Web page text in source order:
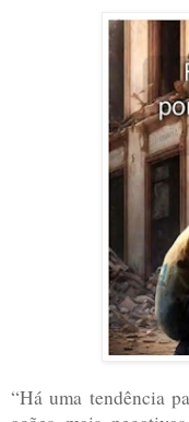
“Há uma tendência